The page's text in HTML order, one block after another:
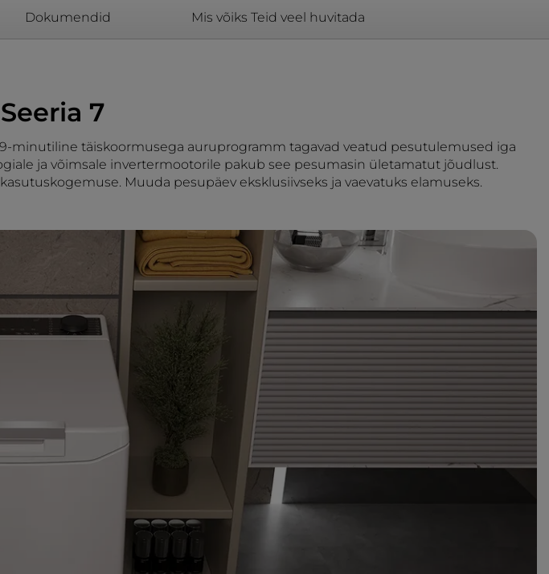
Dokumendid Mis võiks Teid veel huvitada
7
minutiline täiskoormusega auruprogramm tagavad veatud pesutulemused iga
ja võimsale invertermootorile pakub see pesumasin ületamatut jõudlust.
Muuda pesupäev eksklusiivseks ja vaevatuks elamuseks.